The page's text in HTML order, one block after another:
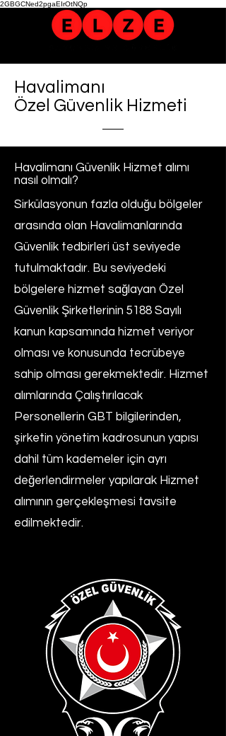
2GBGCNed2pgaEIrOtNQp
Havalimanı
Özel Güvenlik Hizmeti
Havalimanı Güvenlik Hizmet alımı
nasıl olmalı?
Sirkülasyonun fazla olduğu bölgeler
arasında olan Havalimanlarında
Güvenlik tedbirleri üst seviyede
tutulmaktadır. Bu seviyedeki
bölgelere hizmet sağlayan Özel
Güvenlik Şirketlerinin 5188 Sayılı
kanun kapsamında hizmet veriyor
olması ve konusunda tecrübeye
sahip olması gerekmektedir. Hizmet
alımlarında Çalıştırılacak
Personellerin GBT bilgilerinden,
şirketin yönetim kadrosunun yapısı
dahil tüm kademeler için ayrı
değerlendirmeler yapılarak Hizmet
alımının gerçekleşmesi tavsite
edilmektedir.